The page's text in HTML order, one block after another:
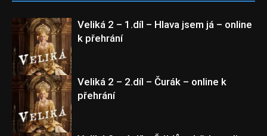
Veliká 2
Veliká 2 – 1.díl – Hlava jsem já – online
k přehrání
Veliká 2 – 2.díl – Čurák – online k
přehrání